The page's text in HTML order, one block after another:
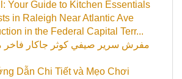
Your Guide to Kitchen Essentials
in Raleigh Near Atlantic Ave
in the Federal Capital Terr...
Dẫn Chi Tiết và Mẹo Chơi